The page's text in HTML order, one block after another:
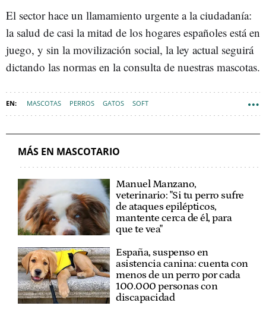
El sector hace un llamamiento urgente a la ciudadanía:
la salud de casi la mitad de los hogares españoles está en
juego, y sin la movilización social, la ley actual seguirá
dictando las normas en la consulta de nuestras mascotas.
MASCOTAS PERROS GATOS SOFT
MÁS EN MASCOTARIO
Manuel Manzano,
veterinario: "Si tu perro sufre
de ataques epilépticos,
mantente cerca de él, para
que te vea"
España, suspenso en
asistencia canina: cuenta con
menos de un perro por cada
100.000 personas con
discapacidad